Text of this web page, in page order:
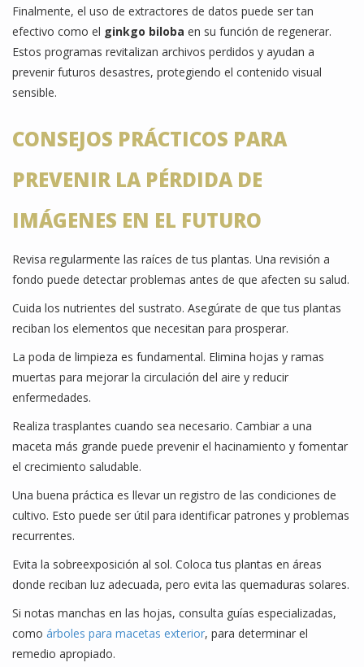
Finalmente, el uso de extractores de datos puede ser tan
efectivo como el ginkgo biloba en su función de regenerar.
Estos programas revitalizan archivos perdidos y ayudan a
prevenir futuros desastres, protegiendo el contenido visual
sensible.
CONSEJOS PRÁCTICOS PARA
PREVENIR LA PÉRDIDA DE
IMÁGENES EN EL FUTURO
Revisa regularmente las raíces de tus plantas. Una revisión a
fondo puede detectar problemas antes de que afecten su salud.
Cuida los nutrientes del sustrato. Asegúrate de que tus plantas
reciban los elementos que necesitan para prosperar.
La poda de limpieza es fundamental. Elimina hojas y ramas
muertas para mejorar la circulación del aire y reducir
enfermedades.
Realiza trasplantes cuando sea necesario. Cambiar a una
maceta más grande puede prevenir el hacinamiento y fomentar
el crecimiento saludable.
Una buena práctica es llevar un registro de las condiciones de
cultivo. Esto puede ser útil para identificar patrones y problemas
recurrentes.
Evita la sobreexposición al sol. Coloca tus plantas en áreas
donde reciban luz adecuada, pero evita las quemaduras solares.
Si notas manchas en las hojas, consulta guías especializadas,
como árboles para macetas exterior, para determinar el
remedio apropiado.